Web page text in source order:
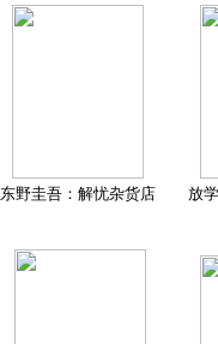
东野圭吾：解忧杂货店 放